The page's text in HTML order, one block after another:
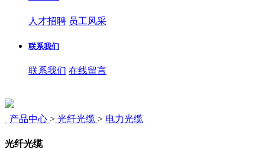
人才招聘 员工风采
联系我们
联系我们 在线留言
产品中心 > 光纤光缆 > 电力光缆
光纤光缆